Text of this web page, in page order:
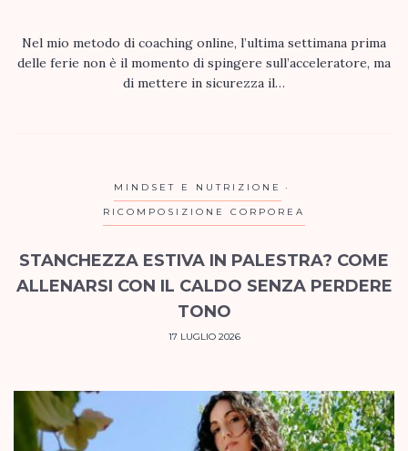
Nel mio metodo di coaching online, l’ultima settimana prima
delle ferie non è il momento di spingere sull’acceleratore, ma
di mettere in sicurezza il…
MINDSET E NUTRIZIONE
RICOMPOSIZIONE CORPOREA
STANCHEZZA ESTIVA IN PALESTRA? COME
ALLENARSI CON IL CALDO SENZA PERDERE
TONO
17 LUGLIO 2026